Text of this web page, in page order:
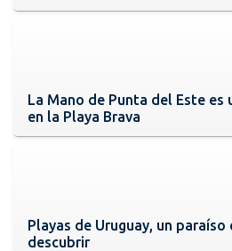
La Mano de Punta del Este es
en la Playa Brava
Playas de Uruguay, un
descubrir